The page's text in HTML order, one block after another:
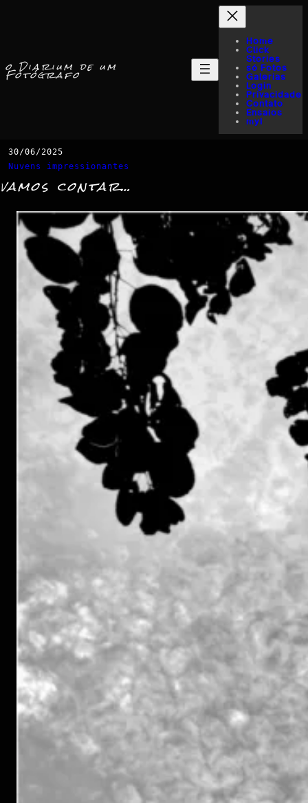
o Diarium de um
Fotógrafo
Home
Click
Stories
só Fotos
Galerias
Login
Privacidade
Contato
Ensaios
myI
30/06/2025
Nuvens impressionantes
vamos contar…